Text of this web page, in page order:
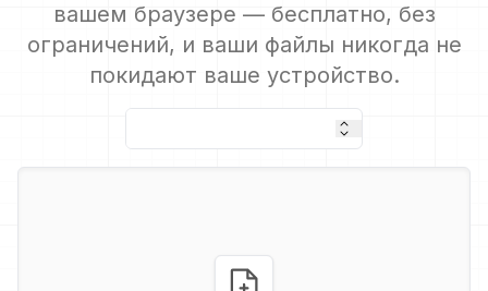
вашем браузере — бесплатно, без
ограничений, и ваши файлы никогда не
покидают ваше устройство.